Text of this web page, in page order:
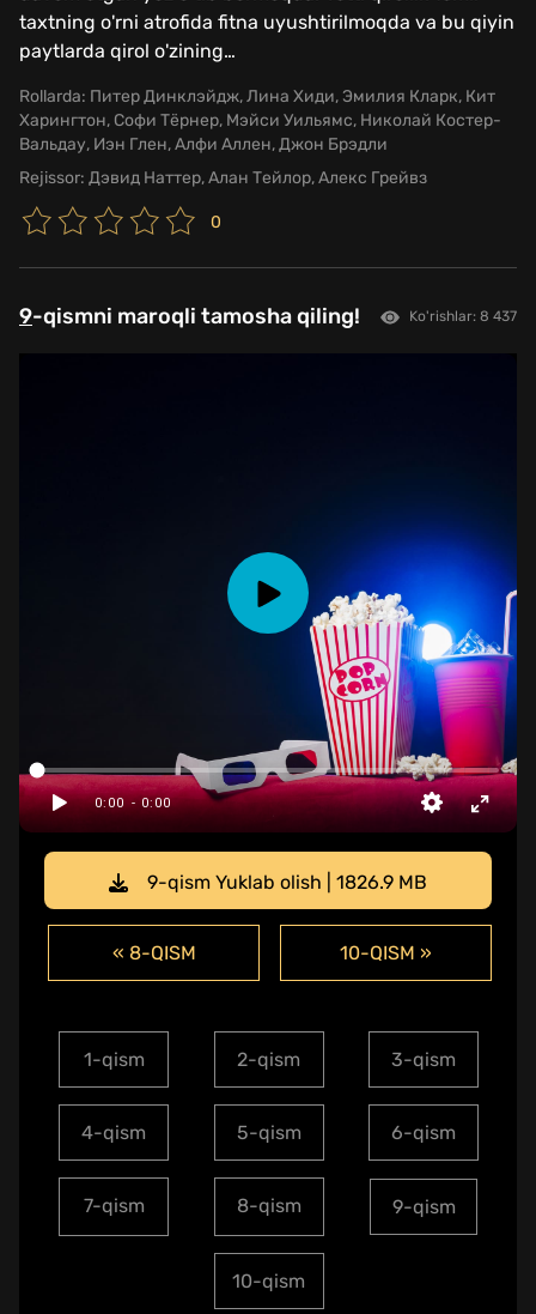
taxtning o'rni atrofida fitna uyushtirilmoqda va bu qiyin
paytlarda qirol o'zining…
Rollarda: Питер Динклэйдж, Лина Хиди, Эмилия Кларк, Кит
Харингтон, Софи Тёрнер, Мэйси Уильямс, Николай Костер-
Вальдау, Иэн Глен, Алфи Аллен, Джон Брэдли
Rejissor: Дэвид Наттер, Алан Тейлор, Алекс Грейвз
0
9-qismni maroqli tamosha qiling! Ko'rishlar: 8 437
9-qism Yuklab olish | 1826.9 MB
« 8-QISM 10-QISM »
1-qism 2-qism 3-qism
4-qism 5-qism 6-qism
7-qism 8-qism 9-qism
10-qism